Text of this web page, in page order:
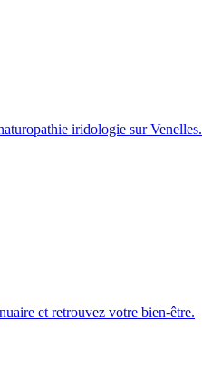
iridologie sur Venelles.
et retrouvez votre bien-être.